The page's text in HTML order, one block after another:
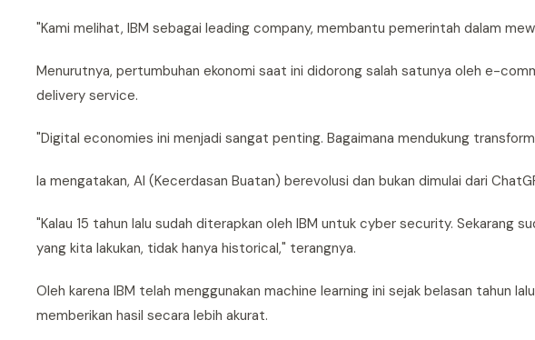
"Kami melihat, IBM sebagai leading company, membantu pemerintah dalam
Menurutnya, pertumbuhan ekonomi saat ini didorong salah satunya oleh e-
delivery service.
"Digital economies ini menjadi sangat penting. Bagaimana mendukung
Ia mengatakan, AI (Kecerdasan Buatan) berevolusi dan bukan dimulai dari
"Kalau 15 tahun lalu sudah diterapkan oleh IBM untuk cyber security. Sekarang
yang kita lakukan, tidak hanya historical," terangnya.
Oleh karena IBM telah menggunakan machine learning ini sejak belasan tahun
memberikan hasil secara lebih akurat.